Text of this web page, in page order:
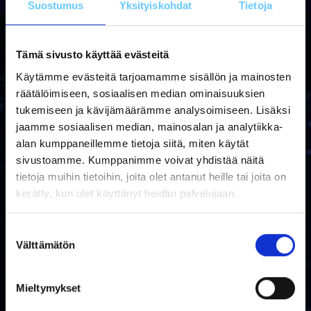
Suostumus Yksityiskohdat Tietoja
Tämä sivusto käyttää evästeitä
Käytämme evästeitä tarjoamamme sisällön ja mainosten
räätälöimiseen, sosiaalisen median ominaisuuksien
tukemiseen ja kävijämäärämme analysoimiseen. Lisäksi
jaamme sosiaalisen median, mainosalan ja analytiikka-
alan kumppaneillemme tietoja siitä, miten käytät
sivustoamme. Kumppanimme voivat yhdistää näitä
tietoja muihin tietoihin, joita olet antanut heille tai joita on
kerätty, kun olet käyttänyt heidän palvelujaan.
Välttämätön
Mieltymykset
Miksi venekauppa.com?
ALAN ASIANTUNTEVIN PALVELU
Meillä on yli 40 vuoden kokemus vene- ja laitekaupoista
alan johtavilta tuotemerkeiltä. Henkilökuntamme vahva
mahdollistaa alan asiantuntevimman palvelun ja osaamme